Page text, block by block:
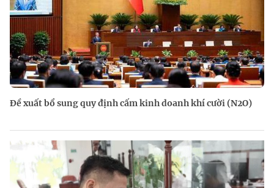
Đề xuất bổ sung quy định cấm kinh doanh khí cười (N2O)